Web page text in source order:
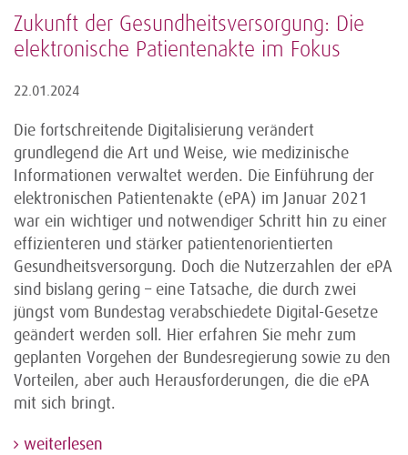
Zukunft der Gesundheitsversorgung: Die
elektronische Patientenakte im Fokus
22.01.2024
Die fortschreitende Digitalisierung verändert
grundlegend die Art und Weise, wie medizinische
Informationen verwaltet werden. Die Einführung der
elektronischen Patientenakte (ePA) im Januar 2021
war ein wichtiger und notwendiger Schritt hin zu einer
effizienteren und stärker patientenorientierten
Gesundheitsversorgung. Doch die Nutzerzahlen der ePA
sind bislang gering – eine Tatsache, die durch zwei
jüngst vom Bundestag verabschiedete Digital-Gesetze
geändert werden soll. Hier erfahren Sie mehr zum
geplanten Vorgehen der Bundesregierung sowie zu den
Vorteilen, aber auch Herausforderungen, die die ePA
mit sich bringt.
weiterlesen